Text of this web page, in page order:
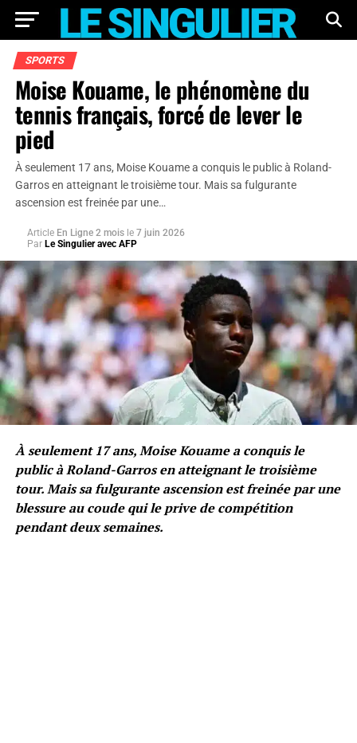
SPORTS
Moise Kouame, le phénomène du
tennis français, forcé de lever le
pied
À seulement 17 ans, Moise Kouame a conquis le public à Roland-
Garros en atteignant le troisième tour. Mais sa fulgurante
ascension est freinée par une…
Article En Ligne 2 mois le 7 juin 2026
Par Le Singulier avec AFP
À seulement 17 ans, Moise Kouame a conquis le
public à Roland-Garros en atteignant le troisième
tour. Mais sa fulgurante ascension est freinée par une
blessure au coude qui le prive de compétition
pendant deux semaines.